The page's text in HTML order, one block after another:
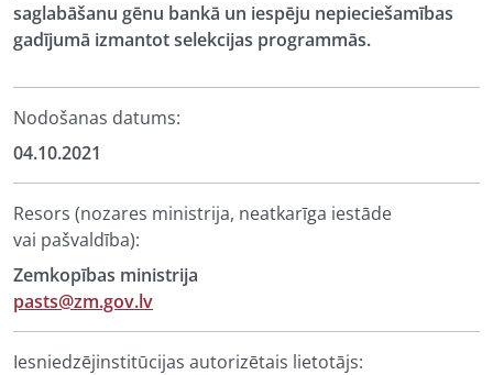
saglabāšanu gēnu bankā un iespēju nepieciešamības
gadījumā izmantot selekcijas programmās.
Nodošanas datums:
04.10.2021
Resors (nozares ministrija, neatkarīga iestāde
vai pašvaldība):
Zemkopības ministrija
pasts@zm.gov.lv
Iesniedzējinstitūcijas autorizētais lietotājs: